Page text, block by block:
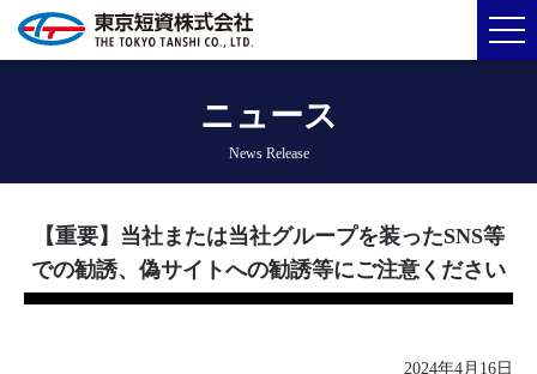
ニュース
News Release
【重要】当社または当社グループを装ったSNS等
での勧誘、偽サイトへの勧誘等にご注意ください
2024年4月16日